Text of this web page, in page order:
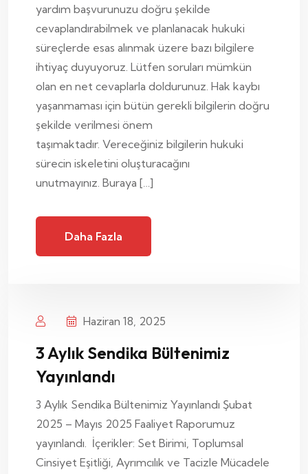
yardım başvurunuzu doğru şekilde
cevaplandırabilmek ve planlanacak hukuki
süreçlerde esas alınmak üzere bazı bilgilere
ihtiyaç duyuyoruz. Lütfen soruları mümkün
olan en net cevaplarla doldurunuz. Hak kaybı
yaşanmaması için bütün gerekli bilgilerin doğru
şekilde verilmesi önem
taşımaktadır. Vereceğiniz bilgilerin hukuki
sürecin iskeletini oluşturacağını
unutmayınız. Buraya […]
Daha Fazla
Haziran 18, 2025
3 Aylık Sendika Bültenimiz
Yayınlandı
3 Aylık Sendika Bültenimiz Yayınlandı Şubat
2025 – Mayıs 2025 Faaliyet Raporumuz
yayınlandı. İçerikler: Set Birimi, Toplumsal
Cinsiyet Eşitliği, Ayrımcılık ve Tacizle Mücadele